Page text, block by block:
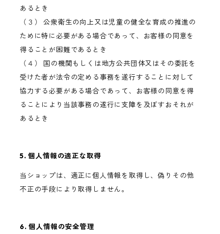
あるとき
（３） 公衆衛生の向上又は児童の健全な育成の推進の
ために特に必要がある場合であって、お客様の同意を
得ることが困難であるとき
（４） 国の機関もしくは地方公共団体又はその委託を
受けた者が法令の定める事務を遂行することに対して
協力する必要がある場合であって、お客様の同意を得
ることにより当該事務の遂行に支障を及ぼすおそれが
あるとき
5. 個人情報の適正な取得
当ショップは、適正に個人情報を取得し、偽りその他
不正の手段により取得しません。
6. 個人情報の安全管理